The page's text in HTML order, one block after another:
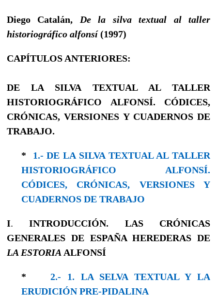
Diego Catalán, De la silva textual al taller
historiográfico alfonsí(1997)
CAPÍTULOS ANTERIORES:
DE LA SILVA TEXTUAL AL TALLER
HISTORIOGRÁFICO ALFONSÍ. CÓDICES,
CRÓNICAS, VERSIONES Y CUADERNOS DE
TRABAJO.
* 1.- DE LA SILVA TEXTUAL AL TALLER
HISTORIOGRÁFICO ALFONSÍ.
CÓDICES, CRÓNICAS, VERSIONES Y
CUADERNOS DE TRABAJO
I. INTRODUCCIÓN. LAS CRÓNICAS
GENERALES DE ESPAÑA HEREDERAS DE
LA ESTORIA ALFONSÍ
*2.- 1. LA SELVA TEXTUAL Y LA
ERUDICIÓN PRE-PIDALINA